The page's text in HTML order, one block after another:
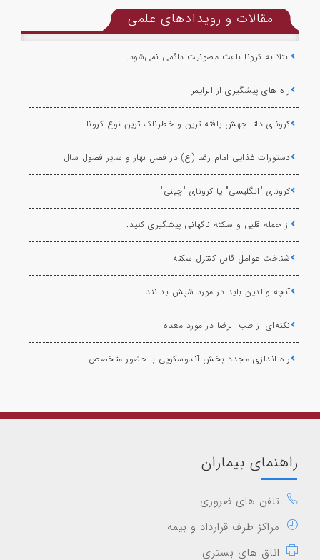
مقالات و رویدادهای علمی
ابتلا به کرونا باعث مصونیت دائمی نمی‌شود.
راه های پیشگیری از الزایمر
کرونای دلتا جهش یافته ترین و خطرناک ترین نوع کرونا
دستورات غذایی امام رضا (ع) در فصل بهار و سایر فصول سال
کرونای "انگلیسی" یا کرونای "چینی"
از حمله قلبی و سکته ناگهانی پیشگیری کنید.
شناخت عوامل قابل کنترل سکته
آنچه والدین باید در مورد شپش بدانند
نکته‌ای از طب الرضا در مورد معده
راه اندازی مجدد بخش آندوسکوپی با حضور متخصص
راهنمای بیماران
تلفن های ضروری
مراکز طرف قرارداد و بیمه
اتاق های بستری